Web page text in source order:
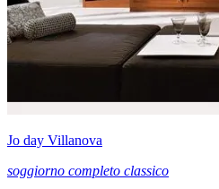
Jo day Villanova
soggiorno completo classico